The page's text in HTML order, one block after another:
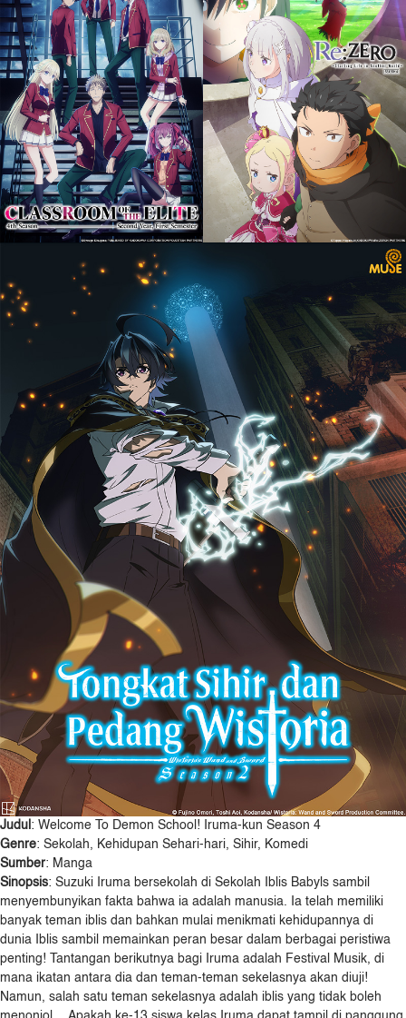
Judul : Welcome To Demon School! Iruma-kun Season 4
Genre: Sekolah, Kehidupan Sehari-hari, Sihir, Komedi
Sumber: Manga
Sinopsis: Suzuki Iruma bersekolah di Sekolah Iblis Babyls sambil
menyembunyikan fakta bahwa ia adalah manusia. Ia telah memiliki
banyak teman iblis dan bahkan mulai menikmati kehidupannya di
dunia Iblis sambil memainkan peran besar dalam berbagai peristiwa
penting! Tantangan berikutnya bagi Iruma adalah Festival Musik, di
mana ikatan antara dia dan teman-teman sekelasnya akan diuji!
Namun, salah satu teman sekelasnya adalah iblis yang tidak boleh